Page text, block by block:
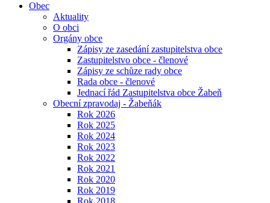
Obec
Aktuality
O obci
Orgány obce
Zápisy ze zasedání zastupitelstva obce
Zastupitelstvo obce - členové
Zápisy ze schůze rady obce
Rada obce - členové
Jednací řád Zastupitelstva obce Žabeň
Obecní zpravodaj - Žabeňák
Rok 2026
Rok 2025
Rok 2024
Rok 2023
Rok 2022
Rok 2021
Rok 2020
Rok 2019
Rok 2018